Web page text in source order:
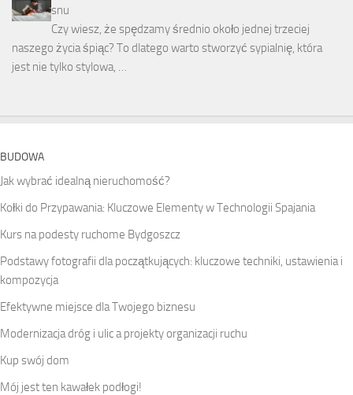
snu
Czy wiesz, że spędzamy średnio około jednej trzeciej
naszego życia śpiąc? To dlatego warto stworzyć sypialnię, która
jest nie tylko stylowa, …
BUDOWA
Jak wybrać idealną nieruchomość?
Kołki do Przypawania: Kluczowe Elementy w Technologii Spajania
Kurs na podesty ruchome Bydgoszcz
Podstawy fotografii dla początkujących: kluczowe techniki, ustawienia i
kompozycja
Efektywne miejsce dla Twojego biznesu
Modernizacja dróg i ulic a projekty organizacji ruchu
Kup swój dom
Mój jest ten kawałek podłogi!